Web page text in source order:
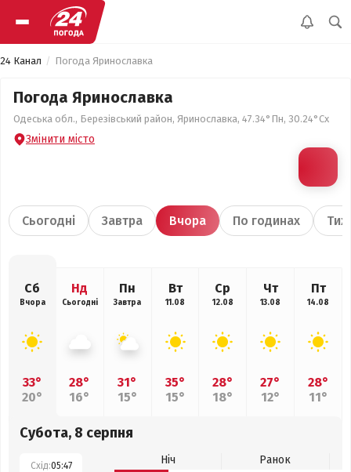
24 Канал Погода Яринославка
Погода Яринославка
Одеська обл., Березівський район, Яринославка, 47.34°Пн, 30.24°Сх
Змінити місто
Сьогодні Завтра Вчора По годинах
Сб
Вчора
33°
20°
Нд
Сьогодні
28°
16°
Пн
Завтра
31°
15°
Вт
11.08
35°
15°
Ср
12.08
28°
18°
Чт
13.08
27°
12°
Пт
14.08
28°
11°
Субота, 8 серпня
Схід:05:47 Ніч
Ранок